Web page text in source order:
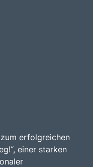
erfolgreichen
einer starken